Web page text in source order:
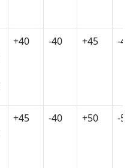
+40 -40 +45 -
+45 -40 +50 -